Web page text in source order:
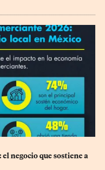
negocio que sostiene a